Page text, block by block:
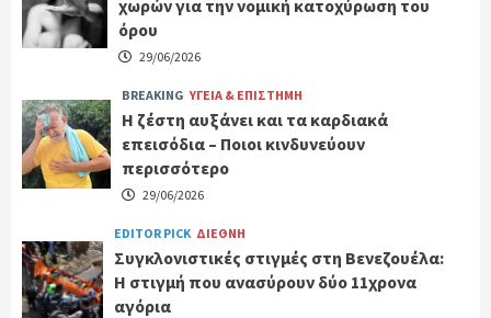
χωρών για την νομική κατοχύρωση του
όρου
29/06/2026
BREAKING ΥΓΕΙΑ & ΕΠΙΣΤΗΜΗ
Η ζέστη αυξάνει και τα καρδιακά
επεισόδια – Ποιοι κινδυνεύουν
περισσότερο
29/06/2026
EDITOR PICK ΔΙΕΘΝΗ
Συγκλονιστικές στιγμές στη Βενεζουέλα:
Η στιγμή που ανασύρουν δύο 11χρονα
αγόρια